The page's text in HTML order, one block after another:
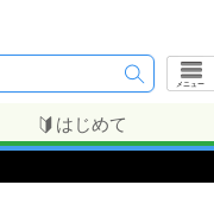
メニュー
はじめて